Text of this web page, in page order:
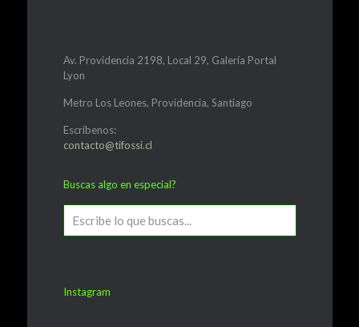
Av. Providencia 2198, Local 29, Galería Portal
Lyon
Metro Los Leones, Providencia, Santiago
Escríbenos:
contacto@tifossi.cl
Buscas algo en especial?
Instagram